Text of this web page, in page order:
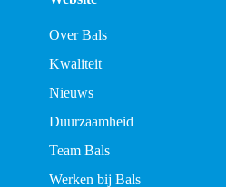
Over Bals
Kwaliteit
Nieuws
Duurzaamheid
Team Bals
Werken bij Bals